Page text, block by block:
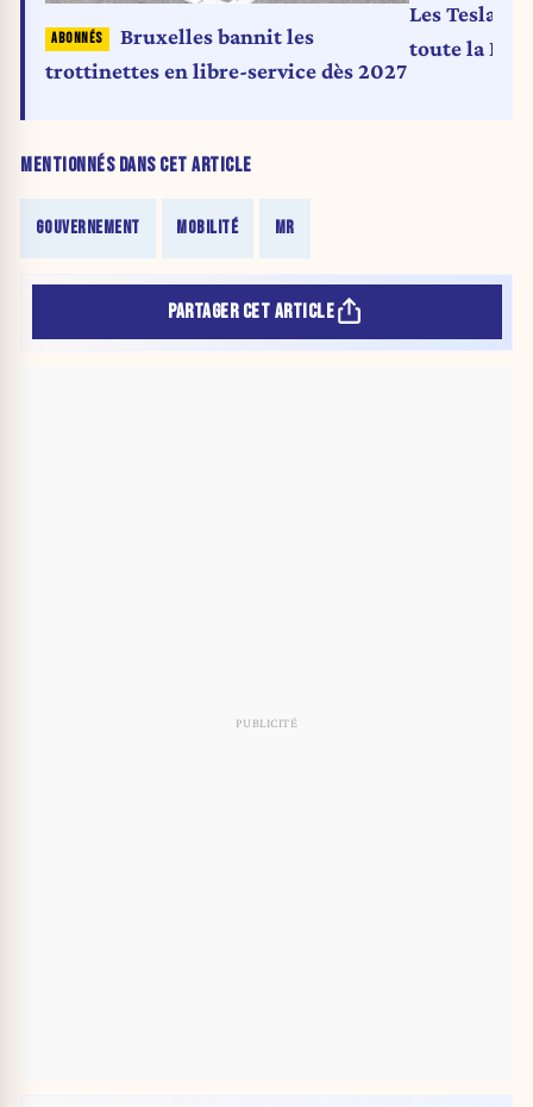
MENTIONNÉS DANS CET ARTICLE
GOUVERNEMENT MOBILITÉ MR
Bruxelles bannit les
trottinettes en libre-service dès 2027
Les Tesla
toute la
PARTAGER CET ARTICLE